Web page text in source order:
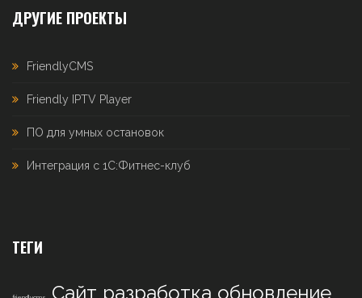
ДРУГИЕ ПРОЕКТЫ
FriendlyCMS
Friendly IPTV Player
ПО для умных остановок
Интеграция с 1С:Фитнес-клуб
ТЕГИ
Сайт разработка обновление